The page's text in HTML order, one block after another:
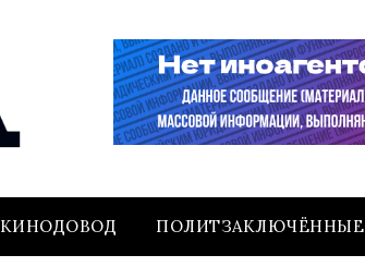
КИНОДОВОД ПОЛИТЗАКЛЮЧЁННЫЕ